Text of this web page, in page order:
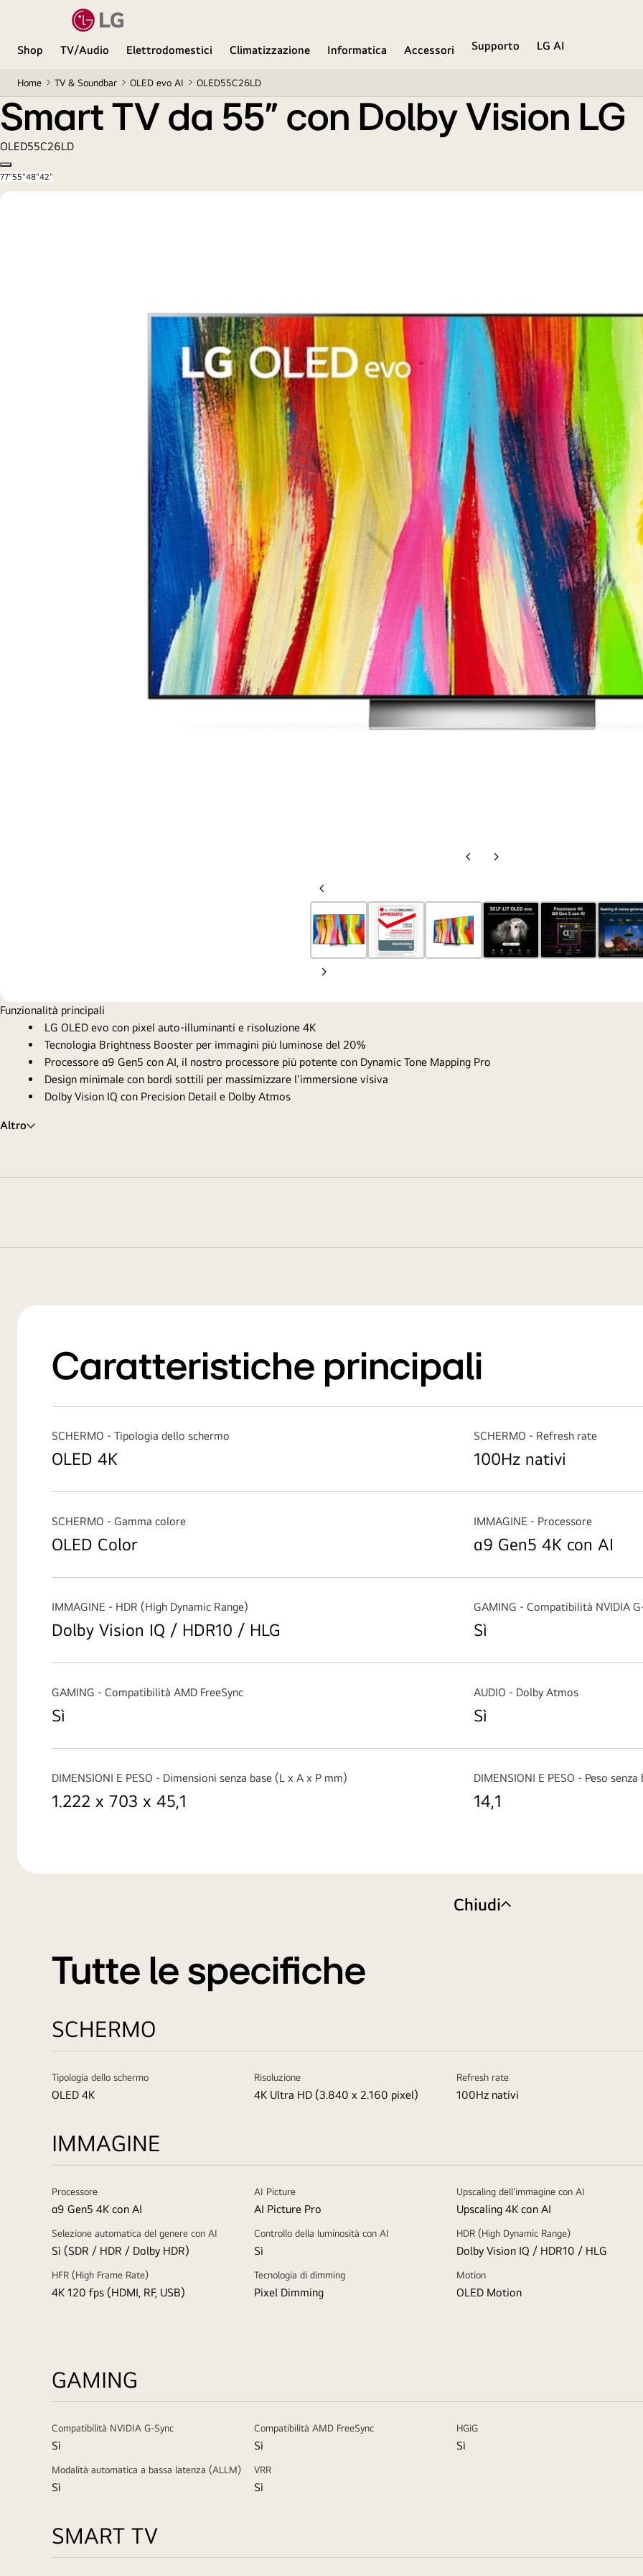
Shop TV/Audio Elettrodomestici Climatizzazione Informatica Accessori Supporto
LG AI
Home TV & Soundbar OLED evo AI OLED55C26LD
Smart TV da 55" con Dolby Vision LG
Smart TV da 55" con Dolby Vision LG
OLED55C26LD
Copy model name
77"55"48"42"
Slide
Slide
Slide
precedente
Slide
Funzionalità principali
LG OLED evo con pixel auto-illuminanti e risoluzione 4K
Tecnologia Brightness Booster per immagini più luminose del 20%
Processore α9 Gen5 con AI, il nostro processore più potente con Dynamic Tone Mapping Pro
Design minimale con bordi sottili per massimizzare l'immersione visiva
Dolby Vision IQ con Precision Detail e Dolby Atmos
Altro
Caratteristiche principali
SCHERMO - Tipologia dello schermo
OLED 4K
SCHERMO - Refresh rate
100Hz nativi
SCHERMO - Gamma colore
OLED Color
IMMAGINE - Processore
α9 Gen5 4K con AI
IMMAGINE - HDR (High Dynamic Range)
Dolby Vision IQ / HDR10 / HLG
GAMING - Compatibilità NVIDIA
Sì
GAMING - Compatibilità AMD FreeSync
Sì
AUDIO - Dolby Atmos
Sì
DIMENSIONI E PESO - Dimensioni senza base (L x A x P mm)
1.222 x 703 x 45,1
DIMENSIONI E PESO - Peso senza
14,1
Chiudi
Tutte le specifiche
SCHERMO
Tipologia dello schermo
OLED 4K
Risoluzione
4K Ultra HD (3.840 x 2.160 pixel)
Refresh rate
100Hz nativi
IMMAGINE
Processore
α9 Gen5 4K con AI
AI Picture
AI Picture Pro
Upscaling dell'immagine con AI
Upscaling 4K con AI
Selezione automatica del genere con AI
Sì (SDR / HDR / Dolby HDR)
Controllo della luminosità con AI
Sì
HDR (High Dynamic Range)
Dolby Vision IQ / HDR10 / HLG
HFR (High Frame Rate)
4K 120 fps (HDMI, RF, USB)
Tecnologia di dimming
Pixel Dimming
Motion
OLED Motion
GAMING
Compatibilità NVIDIA G-Sync
Sì
Compatibilità AMD FreeSync
Sì
HGiG
Sì
Modalità automatica a bassa latenza (ALLM)
Sì
VRR
Sì
SMART TV